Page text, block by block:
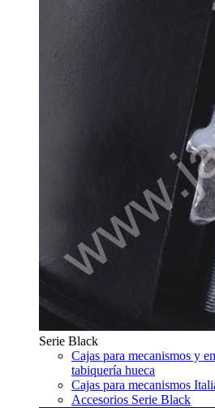
Serie Black
Cajas para mecanismos y
tabiquería hueca
Cajas para mecanismos
Accesorios Serie Black